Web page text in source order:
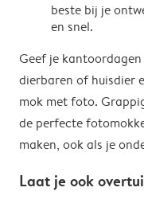
beste bij je
en snel.
Geef je
dierbaren of huisdier
mok met foto.
de perfecte
maken, ook als je
Laat je ook